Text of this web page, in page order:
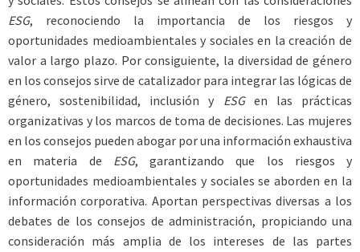
ESG, reconociendo la importancia de los riesgos y
oportunidades medioambientales y sociales en la creación de
valor a largo plazo. Por consiguiente, la diversidad de género
en los consejos sirve de catalizador para integrar las lógicas de
género, sostenibilidad, inclusión y ESG en las prácticas
organizativas y los marcos de toma de decisiones. Las mujeres
en los consejos pueden abogar por una información exhaustiva
en materia de ESG, garantizando que los riesgos y
oportunidades medioambientales y sociales se aborden en la
información corporativa. Aportan perspectivas diversas a los
debates de los consejos de administración, propiciando una
consideración más amplia de los intereses de las partes